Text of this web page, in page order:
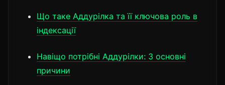
Що таке Аддурілка та її ключова роль в
індексації
Навіщо потрібні Аддурілки: 3 основні
причини